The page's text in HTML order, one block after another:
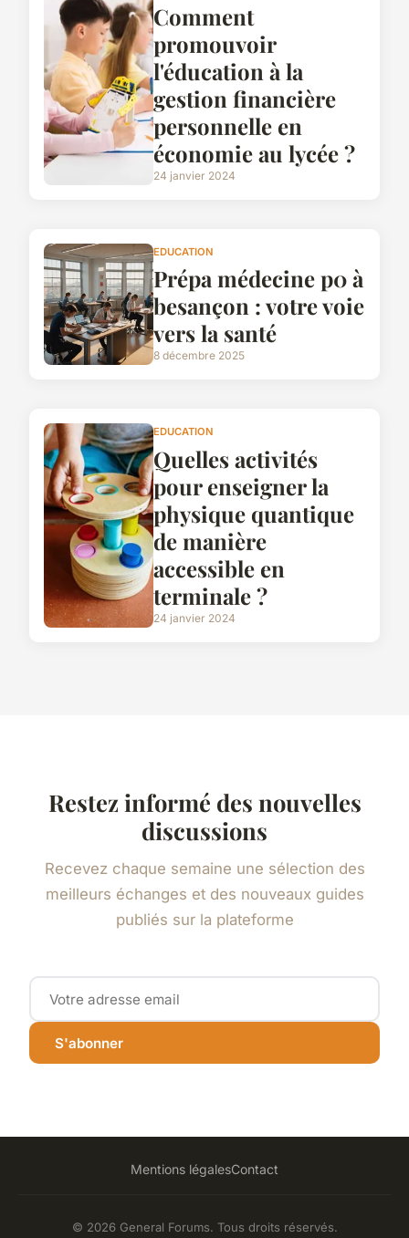
Comment
promouvoir
l'éducation à la
gestion financière
personnelle en
économie au lycée ?
24 janvier 2024
EDUCATION
Prépa médecine p0 à
besançon : votre voie
vers la santé
8 décembre 2025
EDUCATION
Quelles activités
pour enseigner la
physique quantique
de manière
accessible en
terminale ?
24 janvier 2024
Restez informé des nouvelles
discussions
Recevez chaque semaine une sélection des
meilleurs échanges et des nouveaux guides
publiés sur la plateforme
S'abonner
Mentions légalesContact
© 2026 General Forums. Tous droits réservés.